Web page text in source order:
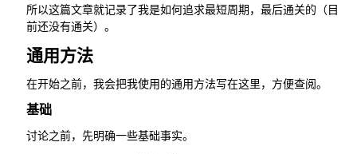
所以这篇文章就记录了我是如何追求最短周期，最后通关的（目
前还没有通关）。
通用方法
在开始之前，我会把我使用的通用方法写在这里，方便查阅。
基础
讨论之前，先明确一些基础事实。